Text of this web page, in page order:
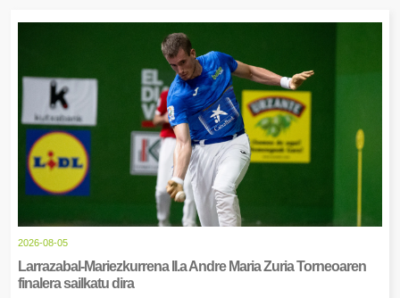
2026-08-05
Larrazabal-Mariezkurrena II.a Andre Maria Zuria Torneoaren
finalera sailkatu dira